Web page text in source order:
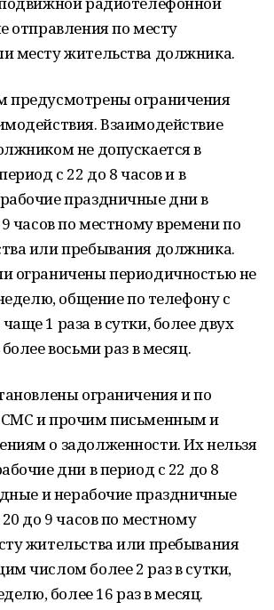
отправления по месту
месту жительства должника.
предусмотрены ограничения
Взаимодействие
не допускается в
с 22 до 8 часов и в
праздничные дни в
часов по местному времени по
или пребывания должника.
ограничены периодичностью не
общение по телефону с
1 раза в сутки, более двух
восьми раз в месяц.
ограничения и по
и прочим письменным и
о задолженности. Их нельзя
дни в период с 22 до 8
и нерабочие праздничные
до 9 часов по местному
жительства или пребывания
числом более 2 раз в сутки,
более 16 раз в месяц.